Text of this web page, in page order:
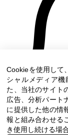
Cookieを使用して
シャルメディア機
た、当社のサイト
広告、分析パート
に提供した他の情
報と組み合わせる
き使用し続ける場